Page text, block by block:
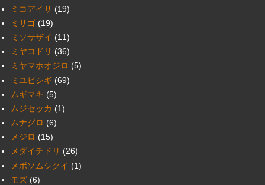
ミコアイサ (19)
ミサゴ (19)
ミソサザイ (11)
ミヤコドリ (36)
ミヤマホオジロ (5)
ミユビシギ (69)
ムギマキ (5)
ムジセッカ (1)
ムナグロ (6)
メジロ (15)
メダイチドリ (26)
メボソムシクイ (1)
モズ (6)